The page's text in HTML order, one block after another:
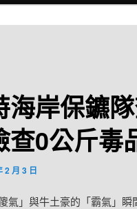
海岸保鑣
查0公斤毒
2 月 3 日
氣」與牛土豪的「霸氣」